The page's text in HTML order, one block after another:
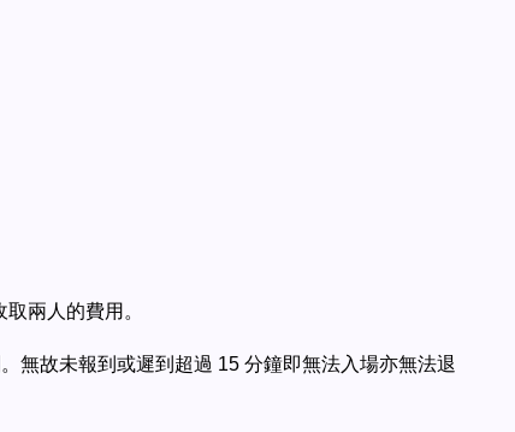
兩人的費用。
無故未報到或遲到超過 15 分鐘即無法入場亦無法退